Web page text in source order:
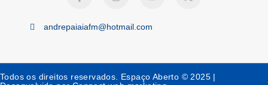
andrepaiaiafm@hotmail.com
Todos os direitos reservados. Espaço Aberto © 2025 |